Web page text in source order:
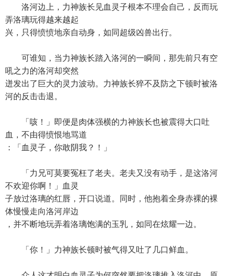
洛河边上，力神族长见血灵子根本不理会自己，反而玩
弄洛璃玩得越来越起
兴，只得愤愤地亲自动身，如同超级凶兽出行。
可谁知，当力神族长踏入洛河的一瞬间，那先前只有空
吼之力的洛河却突然
迸发出了巨大的灵力波动。力神族长猝不及防之下顿时被洛
河的反击击退。
「咳！」即便是肉体强横的力神族长也被震得大口吐
血，不由得愤恨地骂道
：「血灵子，你敢阴我？！」
「力兄可莫要冤枉了老夫。老夫又没有动手，是这洛河
不欢迎你啊！」血灵
子放过洛璃的红唇，开口说道。同时，他抱着全身赤裸的裸
体慢慢走向洛河岸边
，并不断地玩弄着洛璃饱满的玉乳，如同在炫耀一边。
「你！」力神族长顿时被气得又吐了几口鲜血。